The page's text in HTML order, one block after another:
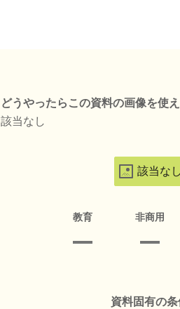
どうやったらこの資料の画像を使
該当なし
該当なし
教育 非商用
資料固有の